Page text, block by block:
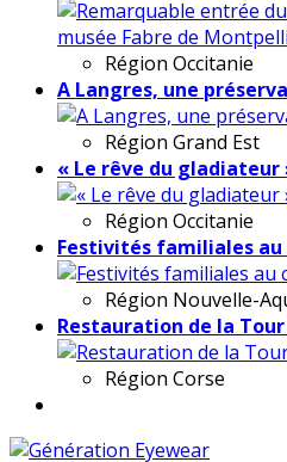
Région Occitanie
A Langres, une
Région Grand Est
« Le rêve du gladiateur
Région Occitanie
Festivités familiales au
Région Nouvelle-
Restauration de la
Région Corse